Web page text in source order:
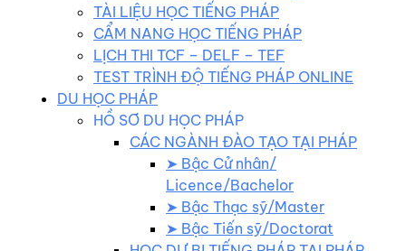
TÀI LIỆU HỌC TIẾNG PHÁP
CẨM NANG HỌC TIẾNG PHÁP
LỊCH THI TCF – DELF – TEF
TEST TRÌNH ĐỘ TIẾNG PHÁP ONLINE
DU HỌC PHÁP
HỒ SƠ DU HỌC PHÁP
CÁC NGÀNH ĐÀO TẠO TẠI PHÁP
➤ Bậc Cử nhân/
Licence/Bachelor
➤ Bậc Thạc sỹ/Master
➤ Bậc Tiến sỹ/Doctorat